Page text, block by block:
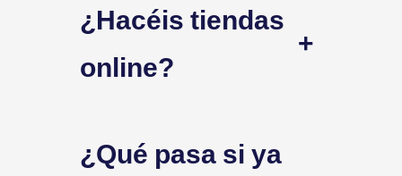
¿Hacéis tiendas
online?
+
¿Qué pasa si ya